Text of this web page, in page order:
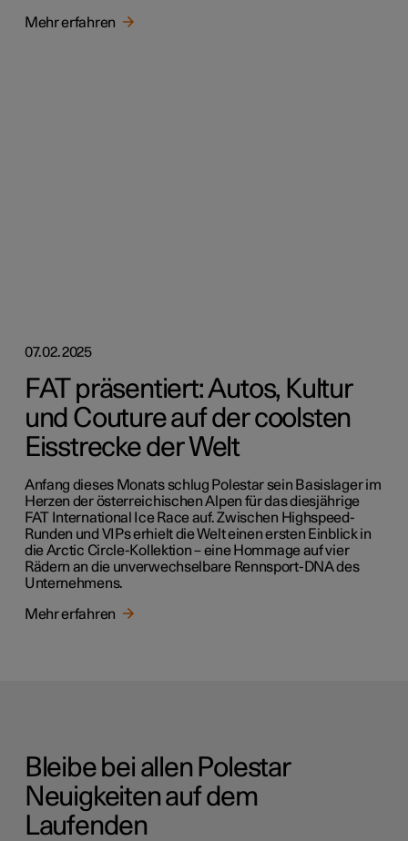
Mehr erfahren
07.02.2025
FAT präsentiert: Autos, Kultur
und Couture auf der coolsten
Eisstrecke der Welt
Anfang dieses Monats schlug Polestar sein Basislager im
Herzen der österreichischen Alpen für das diesjährige
FAT International Ice Race auf. Zwischen Highspeed-
Runden und VIPs erhielt die Welt einen ersten Einblick in
die Arctic Circle-Kollektion – eine Hommage auf vier
Rädern an die unverwechselbare Rennsport-DNA des
Unternehmens.
Mehr erfahren
Bleibe bei allen Polestar
Neuigkeiten auf dem
Laufenden